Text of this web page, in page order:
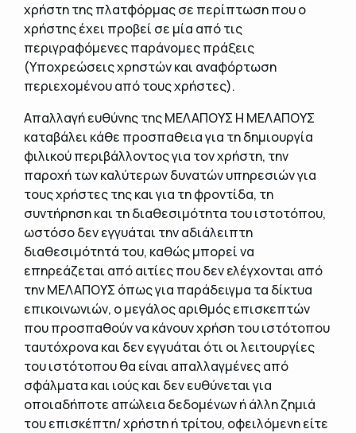
χρήστη της πλατφόρμας σε περίπτωση που ο
χρήστης έχει προβεί σε μία από τις
περιγραφόμενες παράνομες πράξεις
(Υποχρεώσεις χρηστών και αναφόρτωση
περιεχομένου από τους χρήστες).
Απαλλαγή ευθύνης της ΜΕΛΑΠΟΥΣ Η ΜΕΛΑΠΟΥΣ
καταβάλει κάθε προσπαθεια για τη δημιουργία
φιλικού περιβάλλοντος για τον χρήστη, την
παροχή των καλύτερων δυνατών υπηρεσιών για
τους χρήστες της και για τη φροντίδα, τη
συντήρηση και τη διαθεσιμότητα του ιστοτόπου,
ωστόσο δεν εγγυάται την αδιάλειπτη
διαθεσιμότητά του, καθώς μπορεί να
επηρεάζεται από αιτίες που δεν ελέγχονται από
την ΜΕΛΑΠΟΥΣ όπως για παράδειγμα τα δίκτυα
επικοινωνιών, ο μεγάλος αριθμός επισκεπτών
που προσπαθούν να κάνουν χρήση του ιστότοπου
ταυτόχρονα και δεν εγγυάται ότι οι λειτουργίες
του ιστότοπου θα είναι απαλλαγμένες από
σφάλματα και ιούς και δεν ευθύνεται για
οποιαδήποτε απώλεια δεδομένων ή άλλη ζημιά
του επισκέπτη/ χρήστη ή τρίτου, οφειλόμενη είτε